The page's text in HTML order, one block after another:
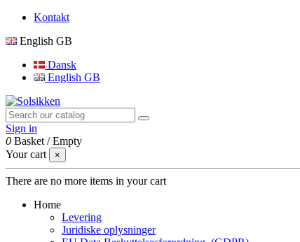
Kontakt
English GB
Dansk
English GB
Sign in
0 Basket /Empty
Your cart
×
There are no more items in your cart
Home
Levering
Juridiske oplysninger